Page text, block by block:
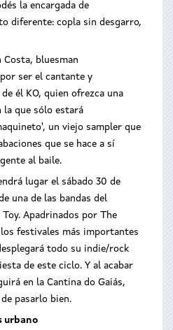
la encargada de
diferente: copla sin desgarro,
Costa, bluesman
ser el cantante y
él KO, quien ofrezca una
que sólo estará
un viejo sampler que
que se hace a sí
al baile.
lugar el sábado 30 de
una de las bandas del
Apadrinados por The
festivales más importantes
todo su indie/rock
de este ciclo. Y al acabar
en la Cantina do Gaiás,
pasarlo bien.
urbano